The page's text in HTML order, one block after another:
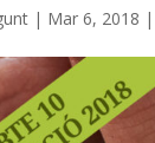
| Mar 6, 2018 |